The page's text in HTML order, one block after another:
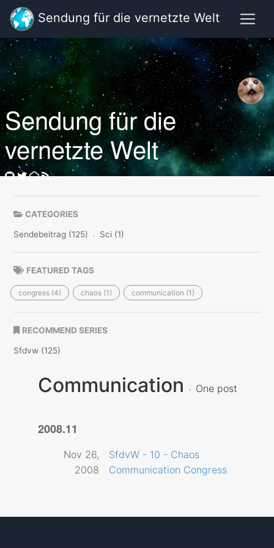
Sendung für die vernetzte Welt
Sendung für die
vernetzte Welt
CATEGORIES
Sendebeitrag (125) Sci (1)
FEATURED TAGS
congress (4) chaos (1) communication (1)
RECOMMEND SERIES
Sfdvw (125)
Communication One post
2008.11
Nov 26,
2008
SfdvW - 10 - Chaos
Communication Congress